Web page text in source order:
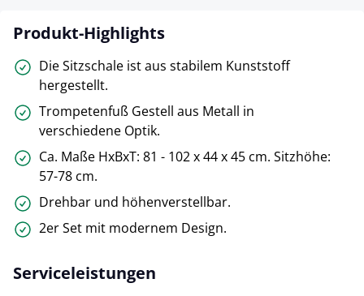
Produkt-Highlights
Die Sitzschale ist aus stabilem Kunststoff
hergestellt.
Trompetenfuß Gestell aus Metall in
verschiedene Optik.
Ca. Maße HxBxT: 81 - 102 x 44 x 45 cm. Sitzhöhe:
57-78 cm.
Drehbar und höhenverstellbar.
2er Set mit modernem Design.
Serviceleistungen